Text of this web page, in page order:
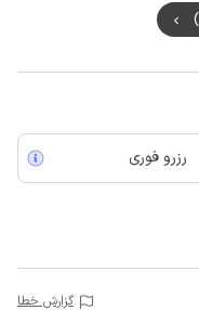
رزرو فوری
گزارش خطا